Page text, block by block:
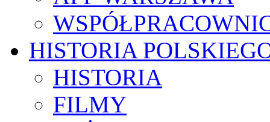
HISTORIA
HISTORIA
FILMY